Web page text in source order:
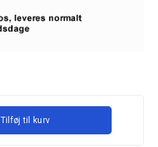
Tilføj til kurv